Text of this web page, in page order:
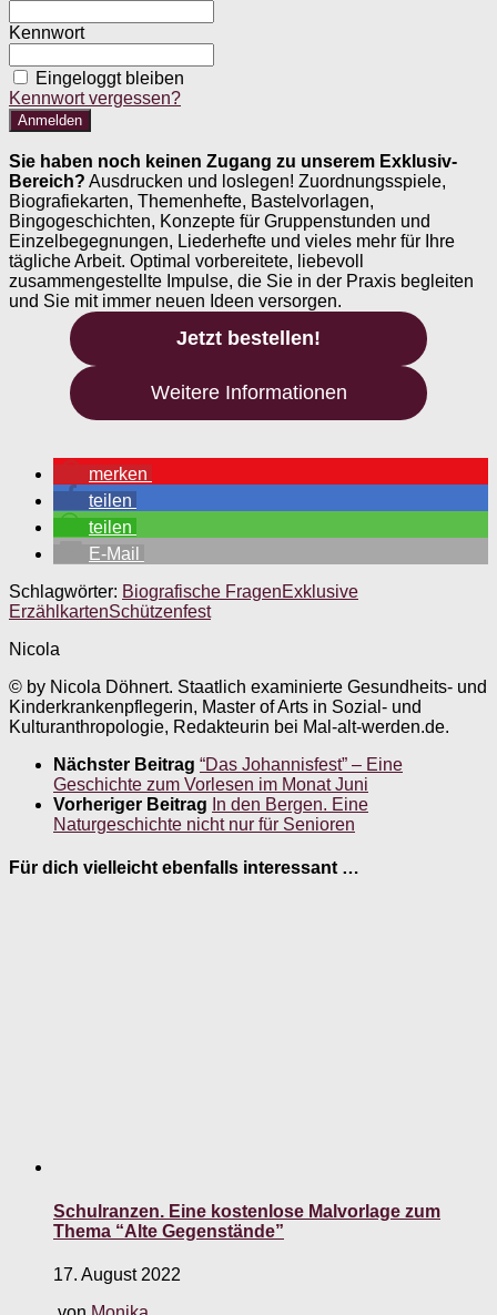
Kennwort
Eingeloggt bleiben
Kennwort vergessen?
Sie haben noch keinen Zugang zu unserem Exklusiv-
Bereich? Ausdrucken und loslegen! Zuordnungsspiele,
Biografiekarten, Themenhefte, Bastelvorlagen,
Bingogeschichten, Konzepte für Gruppenstunden und
Einzelbegegnungen, Liederhefte und vieles mehr für Ihre
tägliche Arbeit. Optimal vorbereitete, liebevoll
zusammengestellte Impulse, die Sie in der Praxis begleiten
und Sie mit immer neuen Ideen versorgen.
Jetzt bestellen!
Weitere Informationen
merken
teilen
teilen
E-Mail
Schlagwörter: Biografische FragenExklusive
ErzählkartenSchützenfest
Nicola
© by Nicola Döhnert. Staatlich examinierte Gesundheits- und
Kinderkrankenpflegerin, Master of Arts in Sozial- und
Kulturanthropologie, Redakteurin bei Mal-alt-werden.de.
Nächster Beitrag “Das Johannisfest” – Eine
Geschichte zum Vorlesen im Monat Juni
Vorheriger Beitrag In den Bergen. Eine
Naturgeschichte nicht nur für Senioren
Für dich vielleicht ebenfalls interessant …
Schulranzen. Eine kostenlose Malvorlage zum
Thema “Alte Gegenstände”
17. August 2022